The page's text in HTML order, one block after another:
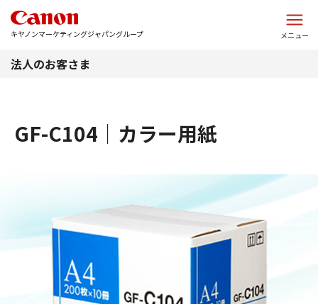
キヤノンマーケティングジャパングループ メニュー
法人のお客さま
GF-C104｜カラー用紙